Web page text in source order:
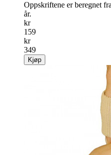
Oppskriftene er beregnet
år.
kr
159
kr
349
Kjøp